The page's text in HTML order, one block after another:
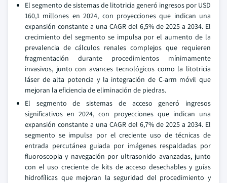
El segmento de sistemas de litotricia generó ingresos por USD
160,1 millones en 2024, con proyecciones que indican una
expansión constante a una CAGR del 6,5% de 2025 a 2034. El
crecimiento del segmento se impulsa por el aumento de la
prevalencia de cálculos renales complejos que requieren
fragmentación durante procedimientos mínimamente
invasivos, junto con avances tecnológicos como la litotricia
láser de alta potencia y la integración de C-arm móvil que
mejoran la eficiencia de eliminación de piedras.
El segmento de sistemas de acceso generó ingresos
significativos en 2024, con proyecciones que indican una
expansión constante a una CAGR del 6,7% de 2025 a 2034. El
segmento se impulsa por el creciente uso de técnicas de
entrada percutánea guiada por imágenes respaldadas por
fluoroscopia y navegación por ultrasonido avanzadas, junto
con el uso creciente de kits de acceso desechables y guías
hidrofílicas que mejoran la seguridad del procedimiento y